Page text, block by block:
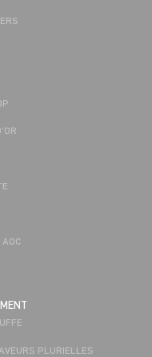
PLURIELLES